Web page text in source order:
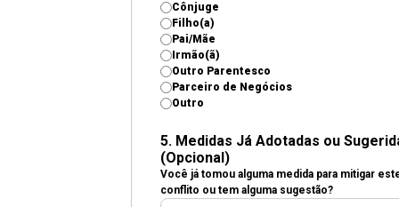
Cônjuge
Filho(a)
Pai/Mãe
Irmão(ã)
Outro Parentesco
Parceiro de Negócios
Outro
5. Medidas Já Adotadas ou
(Opcional)
Você já tomou alguma medida para mitigar
conflito ou tem alguma sugestão?